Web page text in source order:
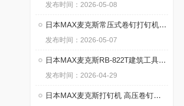
发布时间：2026-05-08
日本MAX麦克斯常压式卷钉打钉机 CN-545R的核心参数
发布时间：2026-05-07
日本MAX麦克斯RB-822T建筑工具搭配使用的主体解决方案
发布时间：2026-04-29
日本MAX麦克斯打钉机 高压卷钉枪HN-R38D1为何这么牛？